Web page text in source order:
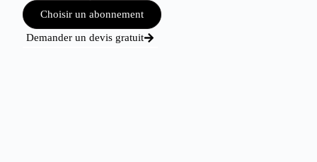
Choisir un abonnement
Demander un devis gratuit